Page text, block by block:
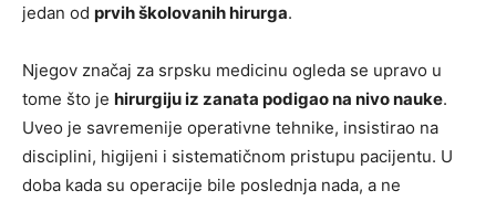
jedan od prvih školovanih hirurga.
Njegov značaj za srpsku medicinu ogleda se upravo u
tome što je hirurgiju iz zanata podigao na nivo nauke.
Uveo je savremenije operativne tehnike, insistirao na
disciplini, higijeni i sistematičnom pristupu pacijentu. U
doba kada su operacije bile poslednja nada, a ne